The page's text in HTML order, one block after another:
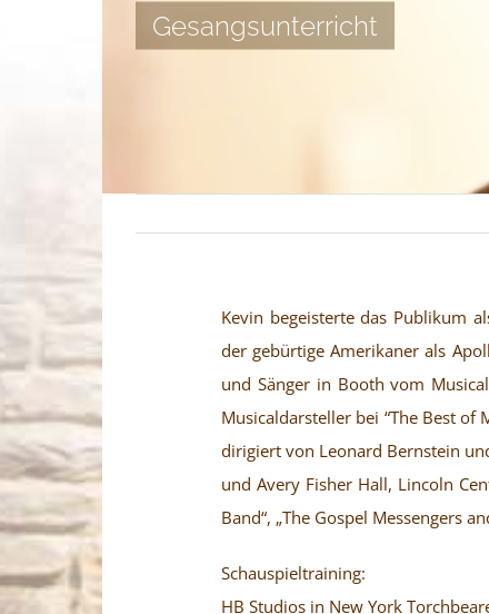
Gesangsunterricht
Kevin begeisterte das Publikum
der gebürtige Amerikaner als
und Sänger in Booth vom
Musicaldarsteller bei “The Best of
dirigiert von Leonard Bernstein
und Avery Fisher Hall, Lincoln
Band“, „The Gospel Messengers
Schauspieltraining:
HB Studios in New York